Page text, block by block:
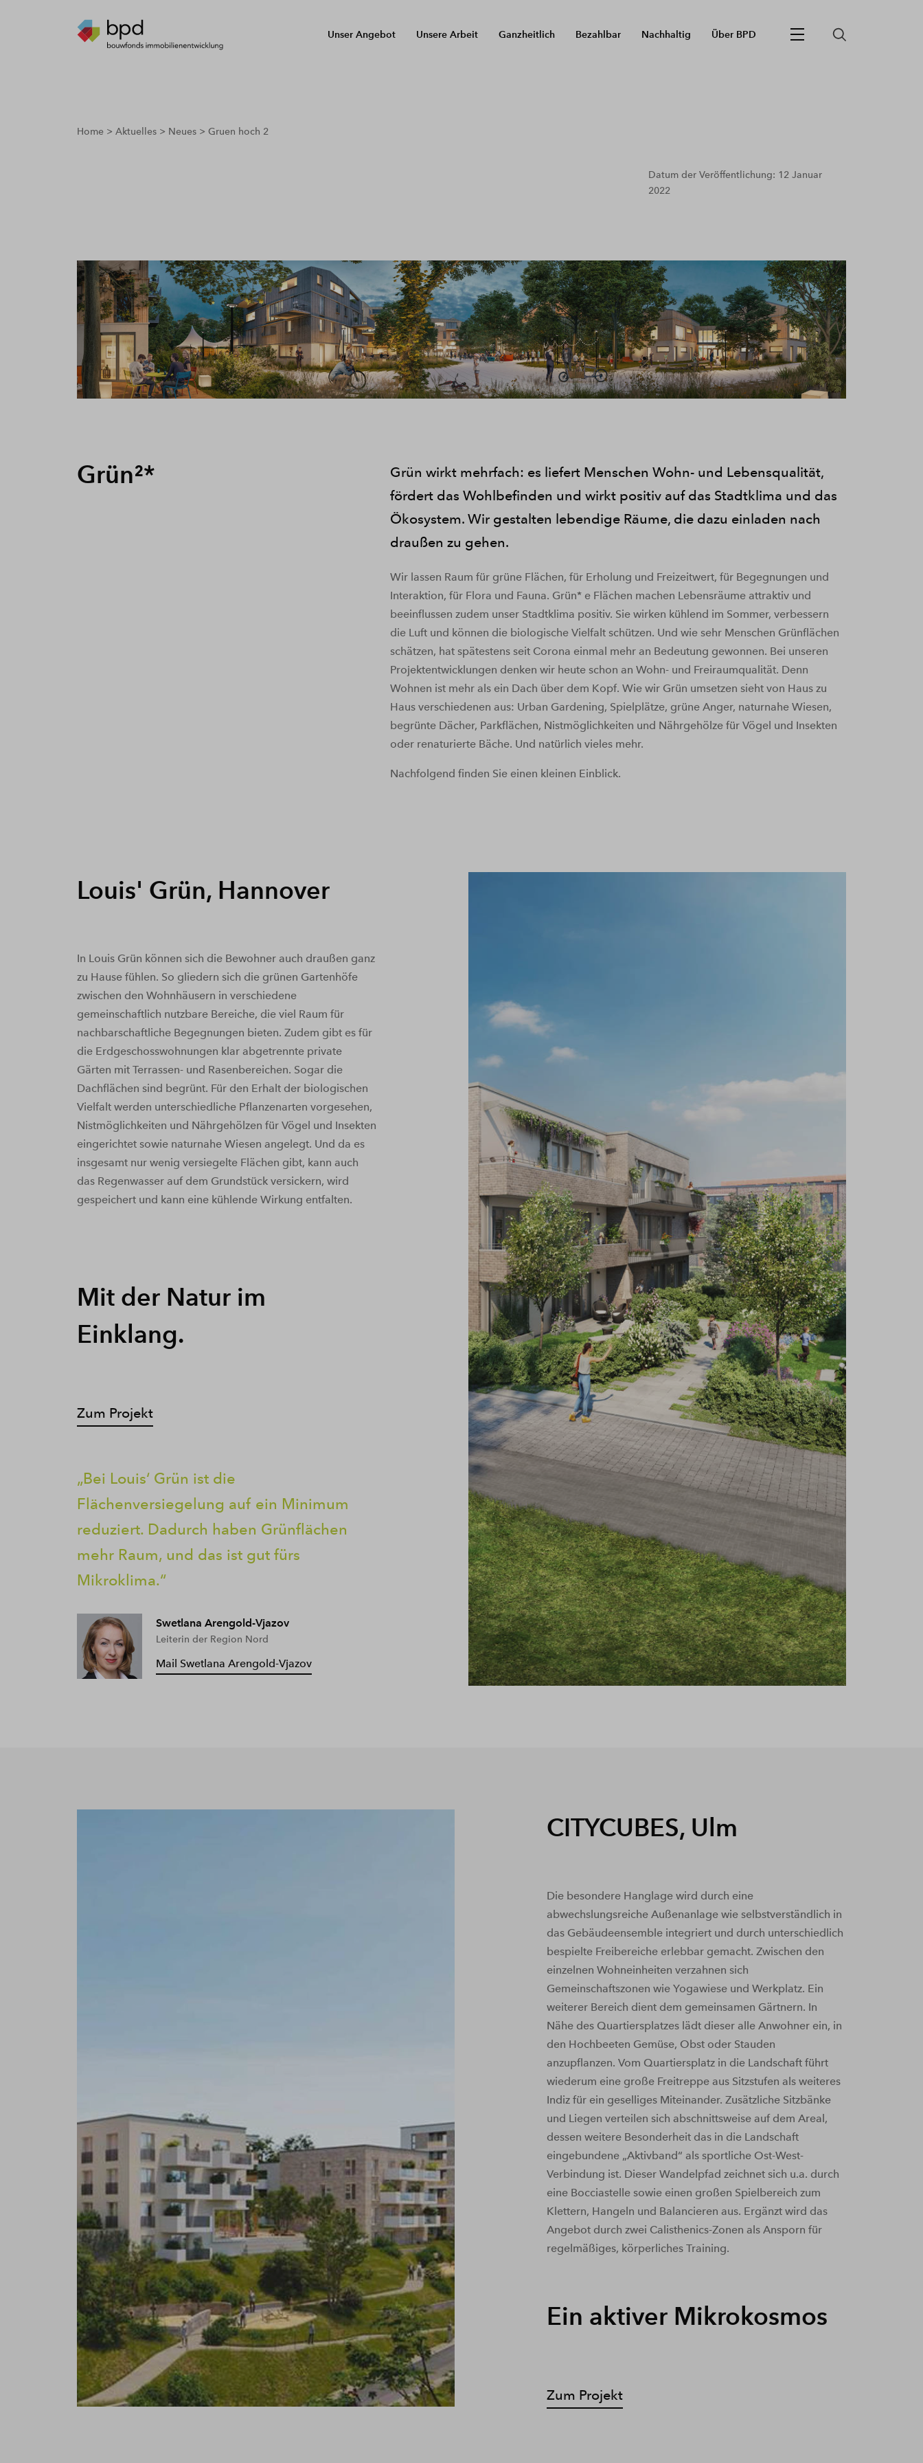
Unser Angebot Unsere Arbeit Ganzheitlich Bezahlbar Nachhaltig Über BPD
breadcrumbs.youarehere
Home Aktuelles Neues Gruen hoch 2
Datum der Veröffentlichung: 12 Januar
2022
Grün²*
Grün wirkt mehrfach: es liefert Menschen Wohn- und Lebensqualität,
fördert das Wohlbefinden und wirkt positiv auf das Stadtklima und das
Ökosystem. Wir gestalten lebendige Räume, die dazu einladen nach
draußen zu gehen.
Wir lassen Raum für grüne Flächen, für Erholung und Freizeitwert, für Begegnungen und
Interaktion, für Flora und Fauna. Grün* e Flächen machen Lebensräume attraktiv und
beeinflussen zudem unser Stadtklima positiv. Sie wirken kühlend im Sommer, verbessern
die Luft und können die biologische Vielfalt schützen. Und wie sehr Menschen Grünflächen
schätzen, hat spätestens seit Corona einmal mehr an Bedeutung gewonnen. Bei unseren
Projektentwicklungen denken wir heute schon an Wohn- und Freiraumqualität. Denn
Wohnen ist mehr als ein Dach über dem Kopf. Wie wir Grün umsetzen sieht von Haus zu
Haus verschiedenen aus: Urban Gardening, Spielplätze, grüne Anger, naturnahe Wiesen,
begrünte Dächer, Parkflächen, Nistmöglichkeiten und Nährgehölze für Vögel und Insekten
oder renaturierte Bäche. Und natürlich vieles mehr.
Nachfolgend finden Sie einen kleinen Einblick.
Louis' Grün, Hannover
In Louis Grün können sich die Bewohner auch draußen ganz
zu Hause fühlen. So gliedern sich die grünen Gartenhöfe
zwischen den Wohnhäusern in verschiedene
gemeinschaftlich nutzbare Bereiche, die viel Raum für
nachbarschaftliche Begegnungen bieten. Zudem gibt es für
die Erdgeschosswohnungen klar abgetrennte private
Gärten mit Terrassen- und Rasenbereichen. Sogar die
Dachflächen sind begrünt. Für den Erhalt der biologischen
Vielfalt werden unterschiedliche Pflanzenarten vorgesehen,
Nistmöglichkeiten und Nährgehölzen für Vögel und Insekten
eingerichtet sowie naturnahe Wiesen angelegt. Und da es
insgesamt nur wenig versiegelte Flächen gibt, kann auch
das Regenwasser auf dem Grundstück versickern, wird
gespeichert und kann eine kühlende Wirkung entfalten.
Mit der Natur im
Einklang.
Zum Projekt
Bei Louis‘ Grün ist die
Flächenversiegelung auf ein Minimum
reduziert. Dadurch haben Grünflächen
mehr Raum, und das ist gut fürs
Mikroklima.
Swetlana Arengold-Vjazov
Leiterin der Region Nord
Mail Swetlana Arengold-Vjazov
CITYCUBES, Ulm
Die besondere Hanglage wird durch eine
abwechslungsreiche Außenanlage wie selbstverständlich in
das Gebäudeensemble integriert und durch unterschiedlich
bespielte Freibereiche erlebbar gemacht. Zwischen den
einzelnen Wohneinheiten verzahnen sich
Gemeinschaftszonen wie Yogawiese und Werkplatz. Ein
weiterer Bereich dient dem gemeinsamen Gärtnern. In
Nähe des Quartiersplatzes lädt dieser alle Anwohner ein, in
den Hochbeeten Gemüse, Obst oder Stauden
anzupflanzen. Vom Quartiersplatz in die Landschaft führt
wiederum eine große Freitreppe aus Sitzstufen als weiteres
Indiz für ein geselliges Miteinander. Zusätzliche Sitzbänke
und Liegen verteilen sich abschnittsweise auf dem Areal,
dessen weitere Besonderheit das in die Landschaft
eingebundene „Aktivband“ als sportliche Ost-West-
Verbindung ist. Dieser Wandelpfad zeichnet sich u.a. durch
eine Bocciastelle sowie einen großen Spielbereich zum
Klettern, Hangeln und Balancieren aus. Ergänzt wird das
Angebot durch zwei Calisthenics-Zonen als Ansporn für
regelmäßiges, körperliches Training.
Ein aktiver Mikrokosmos
Zum Projekt